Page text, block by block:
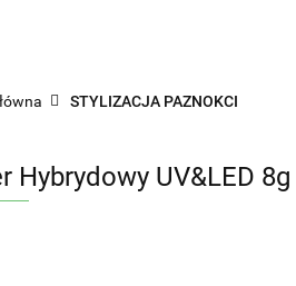
STYLIZACJA PAZNOKCI
Hybrydowy UV&LED